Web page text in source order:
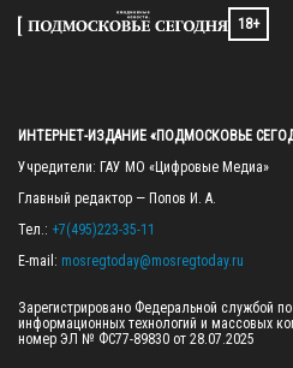
18+
ИНТЕРНЕТ-ИЗДАНИЕ «ПОДМОСКОВЬЕ
Учредители: ГАУ МО «Цифровые Медиа»
Главный редактор — Попов И. А.
Тел.: +7(495)223-35-11
E-mail: mosregtoday@mosregtoday.ru
Зарегистрировано Федеральной службой
информационных технологий и массовых
номер ЭЛ № ФС77-89830 от 28.07.2025